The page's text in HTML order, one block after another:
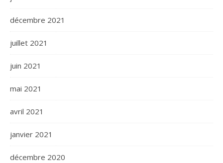
décembre 2021
juillet 2021
juin 2021
mai 2021
avril 2021
janvier 2021
décembre 2020